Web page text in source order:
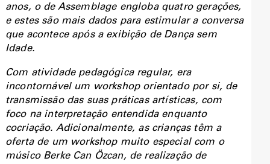
anos, o de Assemblage engloba quatro gerações,
e estes são mais dados para estimular a conversa
que acontece após a exibição de Dança sem
Idade.
Com atividade pedagógica regular, era
incontornável um workshop orientado por si, de
transmissão das suas práticas artísticas, com
foco na interpretação entendida enquanto
cocriação. Adicionalmente, as crianças têm a
oferta de um workshop muito especial com o
músico Berke Can Özcan, de realização de